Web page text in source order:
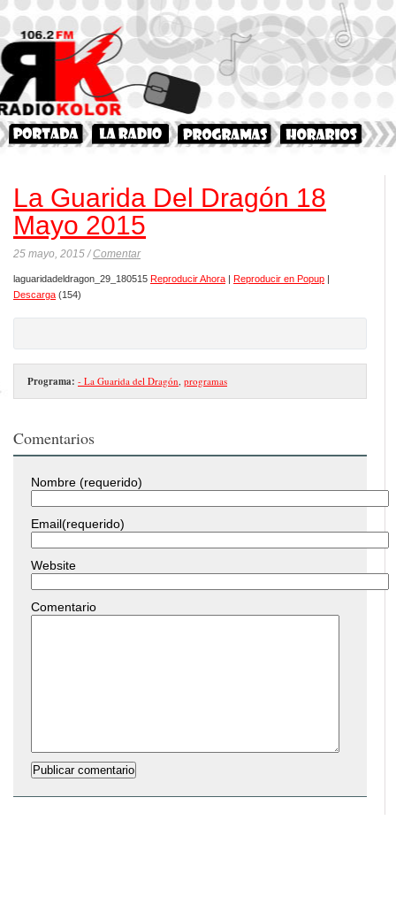
La Guarida Del Dragón 18
Mayo 2015
25 mayo, 2015 /Comentar
laguaridadeldragon_29_180515 Reproducir Ahora | Reproducir en Popup |
Descarga (154)
Programa: - La Guarida del Dragón, programas
Comentarios
Nombre (requerido)
Email(requerido)
Website
Comentario